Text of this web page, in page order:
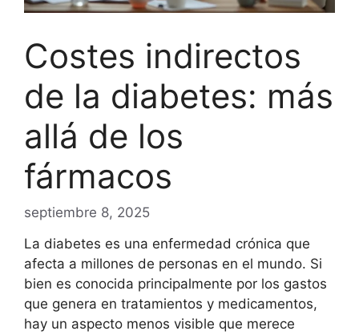
Costes indirectos
de la diabetes: más
allá de los
fármacos
septiembre 8, 2025
La diabetes es una enfermedad crónica que
afecta a millones de personas en el mundo. Si
bien es conocida principalmente por los gastos
que genera en tratamientos y medicamentos,
hay un aspecto menos visible que merece